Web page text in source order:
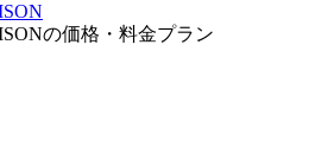
の価格・料金プラン